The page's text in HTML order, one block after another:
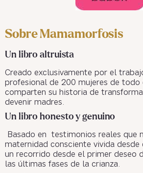
Sobre Mamamorfosis
Un libro altruista
Creado exclusivamente por el
profesional de 200 mujeres de todo
comparten su historia de
devenir madres.
Un libro honesto y genuino
Basado en testimonios reales que
maternidad consciente vivida desde
un recorrido desde el primer deseo
las últimas fases de la crianza.